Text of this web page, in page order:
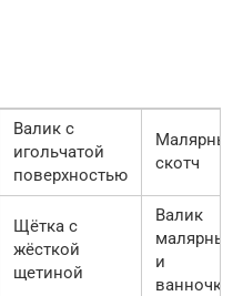
Валик с
игольчатой
поверхностью
Малярный
скотч
Щётка с
жёсткой
щетиной
Валик
малярный
и
ванночка